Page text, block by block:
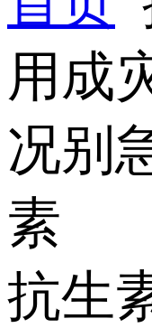
用成
况别
素
抗生